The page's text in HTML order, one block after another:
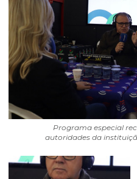
Programa especial
autoridades da